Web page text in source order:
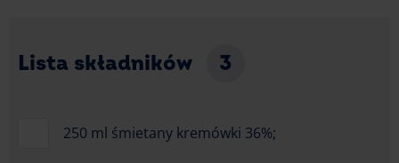
Lista składników 3
250 ml śmietany kremówki 36%;